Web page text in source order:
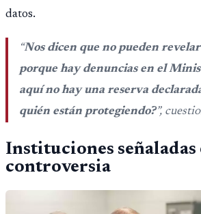
datos.
“Nos dicen que no pueden
porque hay denuncias en el
aquí no hay una reserva
quién están protegiendo?”,
Instituciones señaladas
controversia